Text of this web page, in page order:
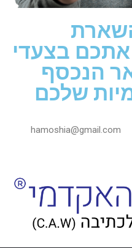
בצעדי
הנכסף
שלכם